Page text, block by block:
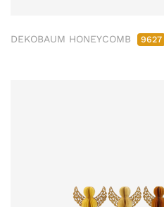
DEKOBAUM HONEYCOMB 9627